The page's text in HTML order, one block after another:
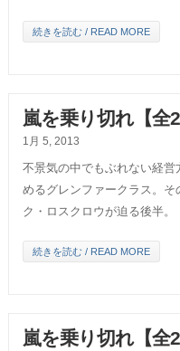
続きを読む / READ MORE
嵐を乗り切れ【全2
1月 5, 2013
不景気の中でもぶれない経営
めるグレンファークラス。そ
ク・ロスクロウが迫る後半。
続きを読む / READ MORE
嵐を乗り切れ【全2